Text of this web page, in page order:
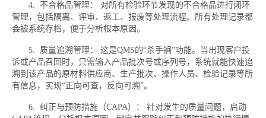
4. 不合格品管理： 对所有检验环节发现的不合格品进行闭环
管理，包括隔离、评审、返工、报废等处理流程。所有处理记录都
会被系统存档，便于分析根本原因。
5. 质量追溯管理： 这是QMS的“杀手锏”功能。当出现客户投
诉或产品召回时，只需输入产品批次号或序列号，系统就能快速追
溯到该产品的原材料供应商、生产批次、操作人员、检验记录等所
有信息，实现“正向可查，反向可溯”。
6. 纠正与预防措施（CAPA）： 针对发生的质量问题，启动